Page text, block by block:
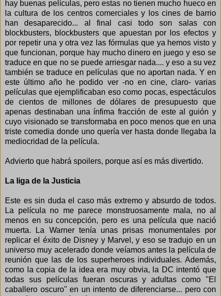
hay buenas películas, pero estas no tienen mucho hueco en
la cultura de los centros comerciales y los cines de barrio
han desaparecido... al final casi todo son salas con
blockbusters, blockbusters que apuestan por los efectos y
por repetir una y otra vez las fórmulas que ya hemos visto y
que funcionan, porque hay mucho dinero en juego y eso se
traduce en que no se puede arriesgar nada.... y eso a su vez
también se traduce en películas que no aportan nada. Y en
este último año he podido ver -no en cine, claro- varias
películas que ejemplificaban eso como pocas, espectáculos
de cientos de millones de dólares de presupuesto que
apenas destinaban una ínfima fracción de este al guión y
cuyo visionado se transformaba en poco menos que en una
triste comedia donde uno quería ver hasta donde llegaba la
mediocridad de la película.
Advierto que habrá spoilers, porque así es más divertido.
La liga de la Justicia
Este es sin duda el caso más extremo y absurdo de todos.
La película no me parece monstruosamente mala, no al
menos en su concepción, pero es una película que nació
muerta. La Warner tenía unas prisas monumentales por
replicar el éxito de Disney y Marvel, y eso se tradujo en un
universo muy acelerado donde veíamos antes la película de
reunión que las de los superheroes individuales. Además,
como la copia de la idea era muy obvia, la DC intentó que
todas sus películas fueran oscuras y adultas como "El
caballero oscuro" en un intento de diferenciarse... pero con